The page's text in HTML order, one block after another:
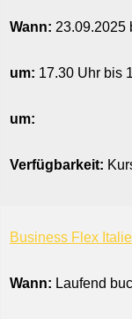
werden.
Wann: 23.09.2025
um: 17.30 Uhr bis
um:
Verfügbarkeit:
Business Flex
Wann: Laufend